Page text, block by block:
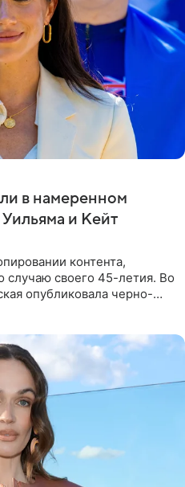
в намеренном
и Кейт
контента,
случаю своего 45-летия. Во
опубликовала черно-